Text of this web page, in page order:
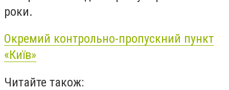
роки.
Окремий контрольно-пропускний пункт
«Київ»
Читайте також: